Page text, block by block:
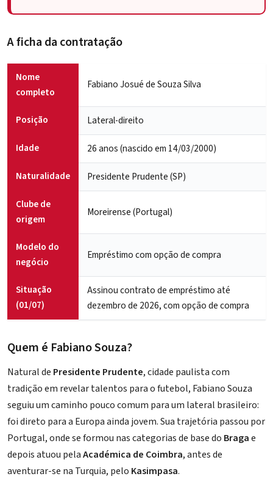
A ficha da contratação
Nome
completo
Fabiano Josué de Souza Silva
Posição Lateral-direito
Idade 26 anos (nascido em 14/03/2000)
Naturalidade Presidente Prudente (SP)
Clube de
origem
Moreirense (Portugal)
Modelo do
negócio
Empréstimo com opção de compra
Situação
(01/07)
Assinou contrato de empréstimo até
dezembro de 2026, com opção de compra
Quem é Fabiano Souza?
Natural de Presidente Prudente, cidade paulista com
tradição em revelar talentos para o futebol, Fabiano Souza
seguiu um caminho pouco comum para um lateral brasileiro:
foi direto para a Europa ainda jovem. Sua trajetória passou por
Portugal, onde se formou nas categorias de base do Bragae
depois atuou pelaAcadémica de Coimbra, antes de
aventurar-se na Turquia, pelo Kasimpasa.